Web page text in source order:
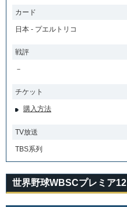
カード
日本 - プエルトリコ
戦評
－
チケット
購入方法
TV放送
TBS系列
世界野球WBSCプレミア12